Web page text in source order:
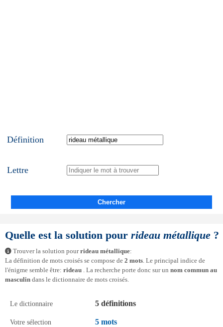
Définition
Lettre
Chercher
Quelle est la solution pour rideau métallique ?
Trouver la solution pourrideau métallique:
La définition de mots croisés se compose de 2 mots. Le principal indice de
l'énigme semble être: rideau . La recherche porte donc sur un nom commun au
masculin dans le dictionnaire de mots croisés.
Le dictionnaire 5 définitions
Votre sélection 5 mots